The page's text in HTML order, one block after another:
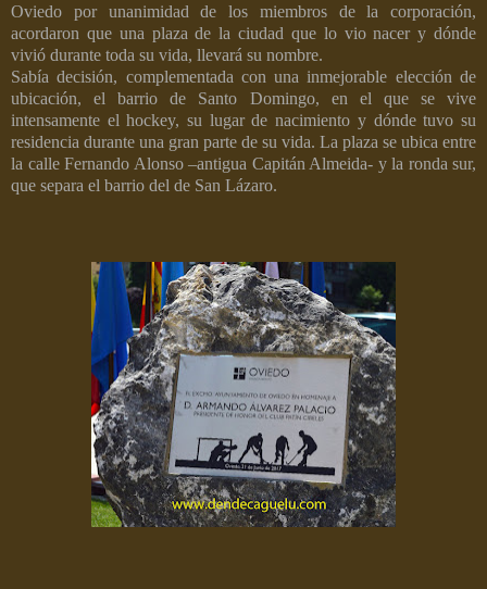
Oviedo por unanimidad de los miembros de la corporación,
acordaron que una plaza de la ciudad que lo vio nacer y dónde
vivió durante toda su vida, llevará su nombre.
Sabía decisión, complementada con una inmejorable elección de
ubicación, el barrio de Santo Domingo, en el que se vive
intensamente el hockey, su lugar de nacimiento y dónde tuvo su
residencia durante una gran parte de su vida. La plaza se ubica entre
la calle Fernando Alonso –antigua Capitán Almeida- y la ronda sur,
que separa el barrio del de San Lázaro.